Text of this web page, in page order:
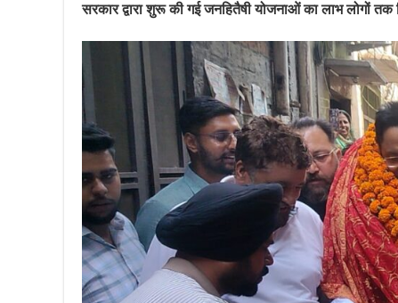
सरकार द्वारा शुरू की गई जनहितैषी योजनाओं का लाभ लोगों तक